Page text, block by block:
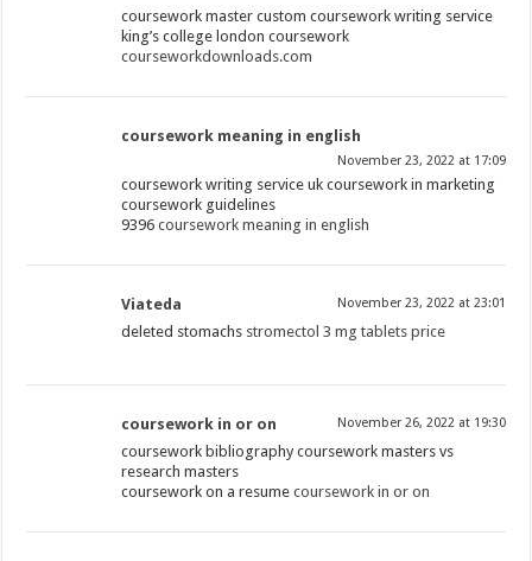
coursework master custom coursework writing service
king’s college london coursework
courseworkdownloads.com
coursework meaning in english
November 23, 2022 at 17:09
coursework writing service uk coursework in marketing
coursework guidelines
9396coursework meaning in english
Viateda November 23, 2022 at 23:01
deleted stomachs stromectol 3 mg tablets price
coursework in or on November 26, 2022 at 19:30
coursework bibliography coursework masters vs
research masters
coursework on a resumecoursework in or on